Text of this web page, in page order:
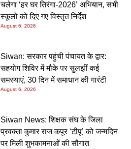
चलेगा ‘हर घर तिरंगा-2026’ अभियान, सभी
स्कूलों को दिए गए विस्तृत निर्देश
August 6, 2026
Siwan: सरकार पहुंची पंचायत के द्वार:
सहयोग शिविर में मौके पर सुलझीं कई
समस्याएं, 30 दिन में समाधान की गारंटी
August 6, 2026
Siwan News: शिक्षक संघ के जिला
प्रवक्ता कुमार राज कपूर ‘टीपू’ को जन्मदिन
पर मिली शुभकामनाओं की सौगात